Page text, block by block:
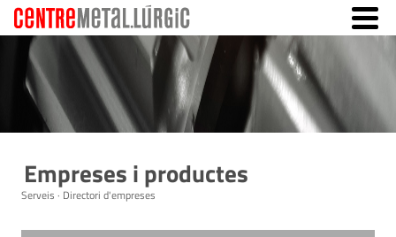
Empreses i productes
Serveis · Directori d'empreses